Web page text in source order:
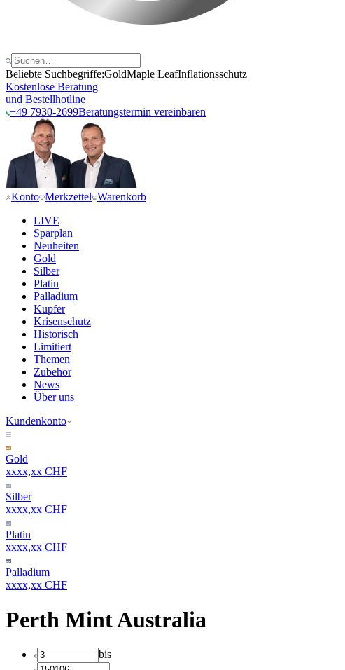
Beliebte Suchbegriffe:GoldMaple LeafInflationsschutz
Kostenlose Beratung
und Bestellhotline
+49 7930-2699Beratungstermin vereinbaren
Konto Merkzettel Warenkorb
LIVE
Sparplan
Neuheiten
Gold
Silber
Platin
Palladium
Kupfer
Krisenschutz
Historisch
Limitiert
Themen
Zubehör
News
Über uns
Kundenkonto
Gold
xxxx,xx CHF
Silber
xxxx,xx CHF
Platin
xxxx,xx CHF
Palladium
xxxx,xx CHF
Perth Mint Australia
bis